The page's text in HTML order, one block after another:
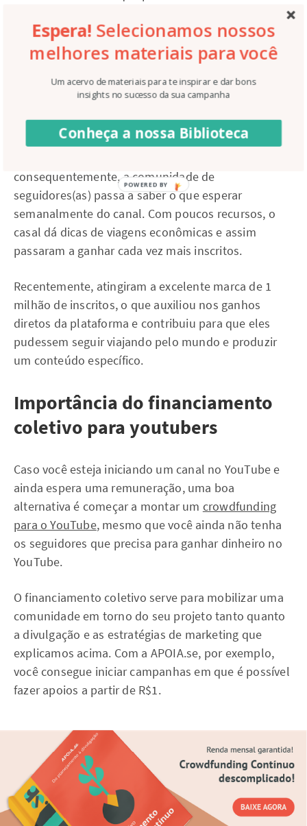
A partir de uma ideia de volta ao mundo, um casal
registra suas viagens em diferentes países em séries
de vídeo que seguem um certo roteiro. É possível
esperar sempre vídeos de primeiras impressões,
valores no mercado, principais comidas locais, etc.
consequentemente, a comunidade de
seguidores(as) passa a saber o que esperar
semanalmente do canal. Com poucos recursos, o
casal dá dicas de viagens econômicas e assim
passaram a ganhar cada vez mais inscritos.
Recentemente, atingiram a excelente marca de 1
milhão de inscritos, o que auxiliou nos ganhos
diretos da plataforma e contribuiu para que eles
pudessem seguir viajando pelo mundo e produzir
um conteúdo específico.
Importância do financiamento
coletivo para youtubers
Caso você esteja iniciando um canal no YouTube e
ainda espera uma remuneração, uma boa
alternativa é começar a montar um crowdfunding
para o YouTube, mesmo que você ainda não tenha
os seguidores que precisa para ganhar dinheiro no
YouTube.
O financiamento coletivo serve para mobilizar uma
comunidade em torno do seu projeto tanto quanto
a divulgação e as estratégias de marketing que
explicamos acima. Com a APOIA.se, por exemplo,
você consegue iniciar campanhas em que é possível
fazer apoios a partir de R$1.
Espera! Selecionamos nossos
melhores materiais para você
Um acervo de materiais para te inspirar e dar bons
insights no sucesso da sua campanha
Conheça a nossa Biblioteca